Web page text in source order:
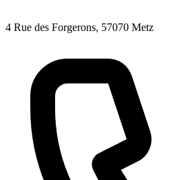
4 Rue des Forgerons, 57070 Metz